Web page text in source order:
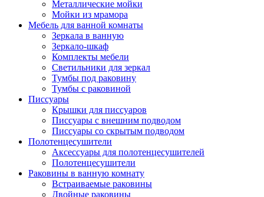
Металлические мойки
Мойки из мрамора
Мебель для ванной комнаты
Зеркала в ванную
Зеркало-шкаф
Комплекты мебели
Светильники для зеркал
Тумбы под раковину
Тумбы с раковиной
Писсуары
Крышки для писсуаров
Писсуары с внешним подводом
Писсуары со скрытым подводом
Полотенцесушители
Аксессуары для полотенцесушителей
Полотенцесушители
Раковины в ванную комнату
Встраиваемые раковины
Двойные раковины